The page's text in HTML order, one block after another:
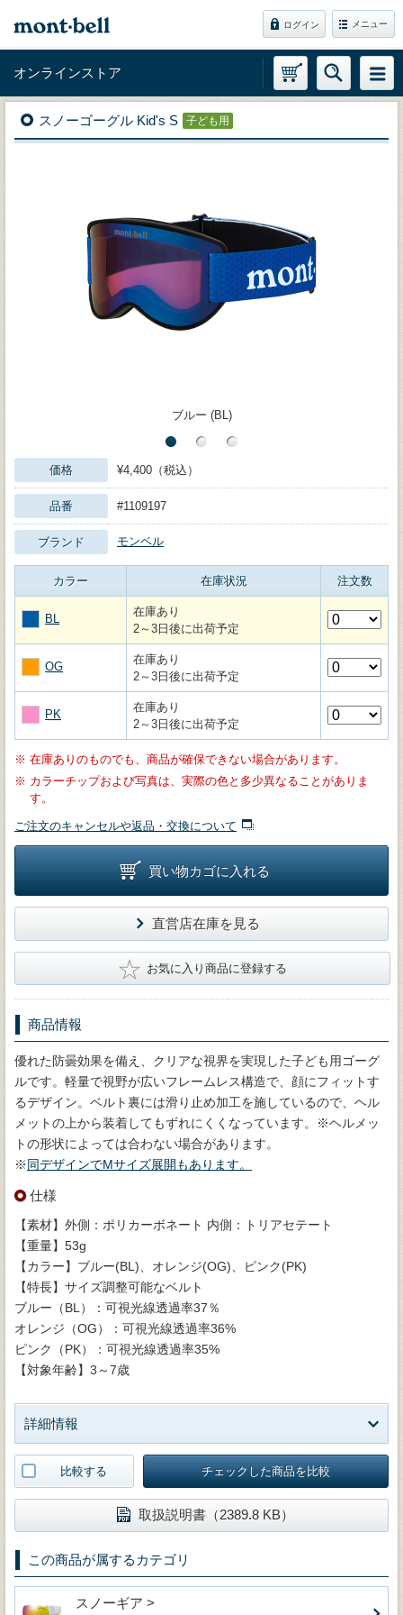
ログイン メニュー
オンラインストア
スノーゴーグル Kid's S 子ども用
ブルー (BL)
価格 ¥4,400（税込）
品番 #1109197
ブランド モンベル
カラー 在庫状況 注文数
BL
在庫あり
2～3日後に出荷予定
OG
在庫あり
2～3日後に出荷予定
PK
在庫あり
2～3日後に出荷予定
※ 在庫ありのものでも、商品が確保できない場合があります。
※ カラーチップおよび写真は、実際の色と多少異なることがありま
す。
ご注文のキャンセルや返品・交換について
買い物カゴに入れる
直営店在庫を見る
★ お気に入り商品に登録する
商品情報
優れた防曇効果を備え、クリアな視界を実現した子ども用ゴーグ
ルです。軽量で視野が広いフレームレス構造で、顔にフィットす
るデザイン。ベルト裏には滑り止め加工を施しているので、ヘル
メットの上から装着してもずれにくくなっています。※ヘルメッ
トの形状によっては合わない場合があります。
※同デザインでMサイズ展開もあります。
仕様
【素材】外側：ポリカーボネート 内側：トリアセテート
【重量】53g
【カラー】ブルー(BL)、オレンジ(OG)、ピンク(PK)
【特長】サイズ調整可能なベルト
ブルー（BL）：可視光線透過率37％
オレンジ（OG）：可視光線透過率36%
ピンク（PK）：可視光線透過率35%
【対象年齢】3～7歳
詳細情報
比較する チェックした商品を比較
取扱説明書（2389.8 KB）
この商品が属するカテゴリ
スノーギア >